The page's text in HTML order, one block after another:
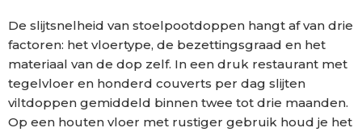
De slijtsnelheid van stoelpootdoppen hangt af van drie
factoren: het vloertype, de bezettingsgraad en het
materiaal van de dop zelf. In een druk restaurant met
tegelvloer en honderd couverts per dag slijten
viltdoppen gemiddeld binnen twee tot drie maanden.
Op een houten vloer met rustiger gebruik houd je het